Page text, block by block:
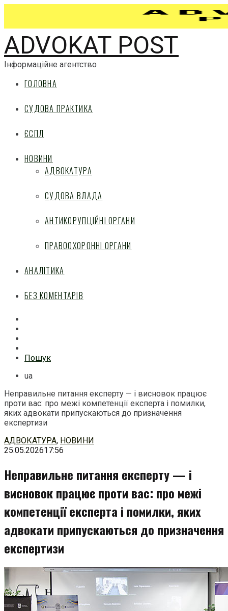
ADVOKAT POST
Інформаційне агентство
ГОЛОВНА
СУДОВА ПРАКТИКА
ЄСПЛ
НОВИНИ
АДВОКАТУРА
СУДОВА ВЛАДА
АНТИКОРУПЦІЙНІ ОРГАНИ
ПРАВООХОРОННІ ОРГАНИ
АНАЛІТИКА
БЕЗ КОМЕНТАРІВ
Пошук
ua
Неправильне питання експерту — і висновок працює
проти вас: про межі компетенції експерта і помилки,
яких адвокати припускаються до призначення
експертизи
Перейти
до
АДВОКАТУРА, НОВИНИ
25.05.202617:56
Неправильне питання експерту — і
висновок працює проти вас: про межі
компетенції експерта і помилки, яких
адвокати припускаються до призначення
експертизи